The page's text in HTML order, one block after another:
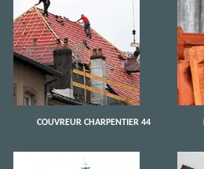
COUVREUR CHARPENTIER 44